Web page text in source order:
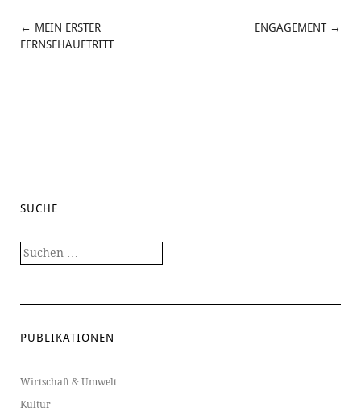
POST
← MEIN ERSTER
FERNSEHAUFTRITT
ENGAGEMENT→
SUCHE
Suchen
PUBLIKATIONEN
Wirtschaft & Umwelt
Kultur